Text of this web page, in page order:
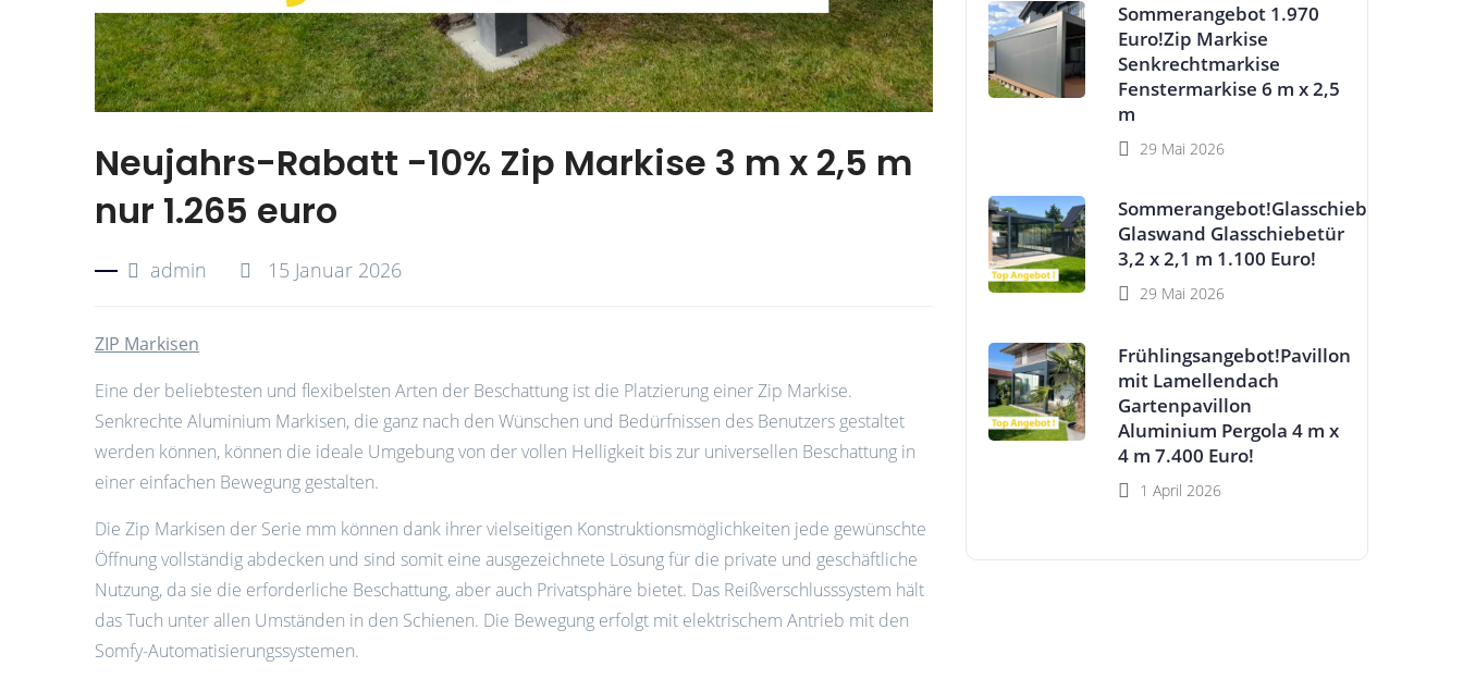
Neujahrs-Rabatt -10% Zip Markise 3 m x 2,5 m
nur 1.265 euro
admin 15 Januar 2026
ZIP Markisen
Eine der beliebtesten und flexibelsten Arten der Beschattung ist die Platzierung einer Zip Markise.
Senkrechte Aluminium Markisen, die ganz nach den Wünschen und Bedürfnissen des Benutzers gestaltet
werden können, können die ideale Umgebung von der vollen Helligkeit bis zur universellen Beschattung in
einer einfachen Bewegung gestalten.
Die Zip Markisen der Serie mm können dank ihrer vielseitigen Konstruktionsmöglichkeiten jede gewünschte
Öffnung vollständig abdecken und sind somit eine ausgezeichnete Lösung für die private und geschäftliche
Nutzung, da sie die erforderliche Beschattung, aber auch Privatsphäre bietet. Das Reißverschlusssystem hält
das Tuch unter allen Umständen in den Schienen. Die Bewegung erfolgt mit elektrischem Antrieb mit den
Somfy-Automatisierungssystemen.
Sommerangebot 1.970
Euro!Zip Markise
Senkrechtmarkise
Fenstermarkise 6 m x 2,5
m
29 Mai 2026
Sommerangebot!Glasschiebewand
Glaswand Glasschiebetür
3,2 x 2,1 m 1.100 Euro!
29 Mai 2026
Frühlingsangebot!Pavillon
mit Lamellendach
Gartenpavillon
Aluminium Pergola 4 m x
4 m 7.400 Euro!
1 April 2026